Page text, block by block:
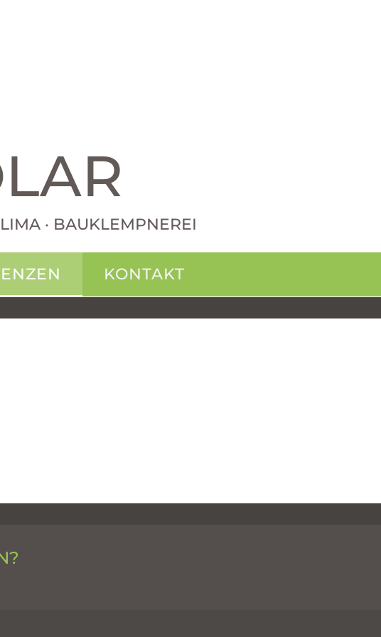
· BAUKLEMPNEREI
KONTAKT